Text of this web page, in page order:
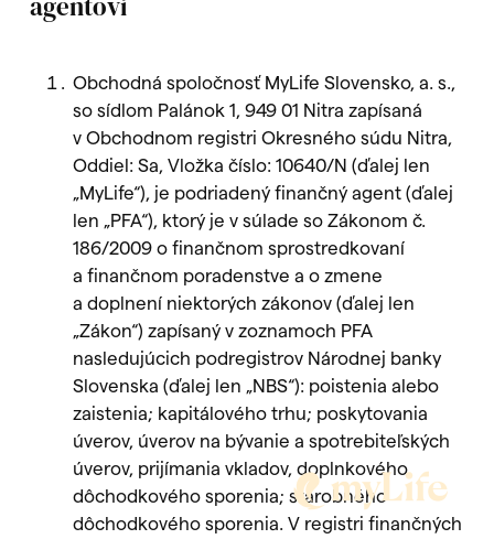
Obchodná spoločnosť MyLife Slovensko, a. s.,
so sídlom Palánok 1, 949 01 Nitra zapísaná
v Obchodnom registri Okresného súdu Nitra,
Oddiel: Sa, Vložka číslo: 10640/N (ďalej len
„MyLife“), je podriadený finančný agent (ďalej
len „PFA“), ktorý je v súlade so Zákonom č.
186/2009 o finančnom sprostredkovaní
a finančnom poradenstve a o zmene
a doplnení niektorých zákonov (ďalej len
„Zákon“) zapísaný v zoznamoch PFA
nasledujúcich podregistrov Národnej banky
Slovenska (ďalej len „NBS“): poistenia alebo
zaistenia; kapitálového trhu; poskytovania
úverov, úverov na bývanie a spotrebiteľských
úverov, prijímania vkladov, doplnkového
dôchodkového sporenia; starobného
dôchodkového sporenia. V registri finančných